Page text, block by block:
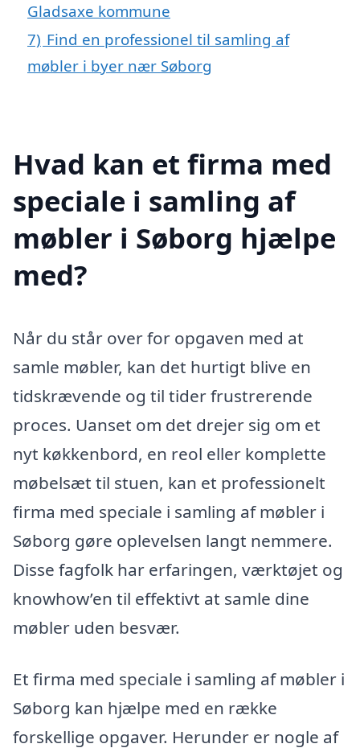
Gladsaxe kommune
7) Find en professionel til samling af
møbler i byer nær Søborg
Hvad kan et firma med
speciale i samling af
møbler i Søborg hjælpe
med?
Når du står over for opgaven med at
samle møbler, kan det hurtigt blive en
tidskrævende og til tider frustrerende
proces. Uanset om det drejer sig om et
nyt køkkenbord, en reol eller komplette
møbelsæt til stuen, kan et professionelt
firma med speciale i samling af møbler i
Søborg gøre oplevelsen langt nemmere.
Disse fagfolk har erfaringen, værktøjet og
knowhow’en til effektivt at samle dine
møbler uden besvær.
Et firma med speciale i samling af møbler i
Søborg kan hjælpe med en række
forskellige opgaver. Herunder er nogle af